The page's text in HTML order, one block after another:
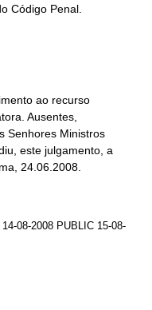
ao recurso
Ausentes,
Senhores Ministros
este julgamento, a
24.06.2008.
08-2008 PUBLIC 15-08-